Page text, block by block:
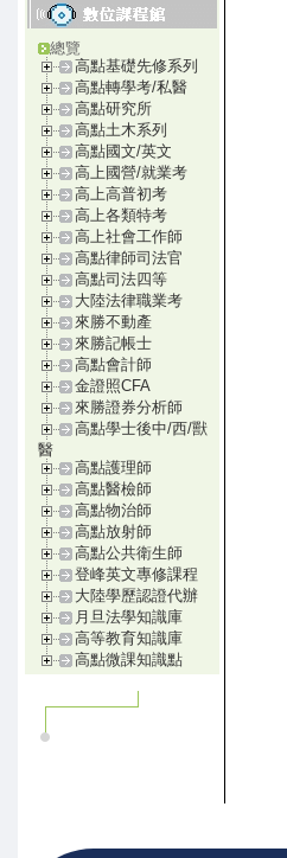
總覽
高點基礎先修系列
高點轉學考/私醫
高點研究所
高點土木系列
高點國文/英文
高上國營/就業考
高上高普初考
高上各類特考
高上社會工作師
高點律師司法官
高點司法四等
大陸法律職業考
來勝不動產
來勝記帳士
高點會計師
金證照CFA
來勝證券分析師
高點學士後中/西/獸
醫
高點護理師
高點醫檢師
高點物治師
高點放射師
高點公共衛生師
登峰英文專修課程
大陸學歷認證代辦
月旦法學知識庫
高等教育知識庫
高點微課知識點